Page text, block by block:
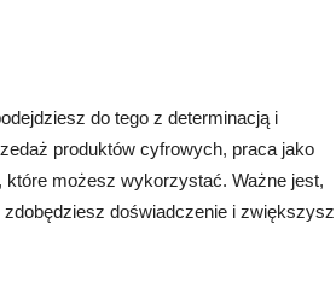
do tego z determinacją i
produktów cyfrowych, praca jako
możesz wykorzystać. Ważne jest,
doświadczenie i zwiększysz